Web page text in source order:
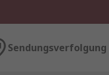
Sendungsverfolgung